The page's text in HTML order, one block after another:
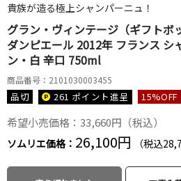
貴族が造る極上シャンパーニュ！
グラン・ヴィンテージ（ギフトボ
ダンピエール 2012年 フランス シ
ン・白 辛口 750ml
商品番号：2101030003455
品切 261 ポイント進呈 15%OFF
希望小売価格：33,660円（税込）
ソムリエ価格： 26,100円 （税込